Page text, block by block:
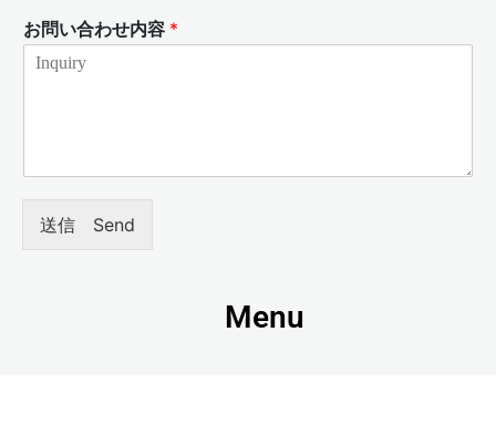
お問い合わせ内容 *
送信 Send
Menu